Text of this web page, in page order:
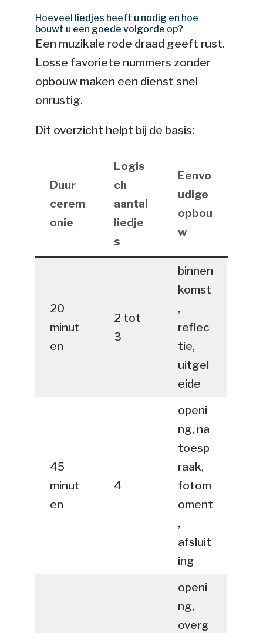
Hoeveel liedjes heeft u nodig en hoe
bouwt u een goede volgorde op?
Een muzikale rode draad geeft rust.
Losse favoriete nummers zonder
opbouw maken een dienst snel
onrustig.
Dit overzicht helpt bij de basis:
Duur
cerem
onie
Logis
ch
aantal
liedje
s
Eenvo
udige
opbou
w
20
minut
en
2 tot
3
binnen
komst
,
reflec
tie,
uitgel
eide
45
minut
en
4
openi
ng, na
toesp
raak,
fotom
oment
,
afsluit
ing
openi
ng,
overg